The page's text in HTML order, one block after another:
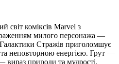
світ коміксів Marvel з
милого персонажа —
Галактики Стражів приголомшує
неповторною енергією. Грут —
вираз природи та мудрості,